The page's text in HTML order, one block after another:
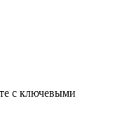
с ключевыми